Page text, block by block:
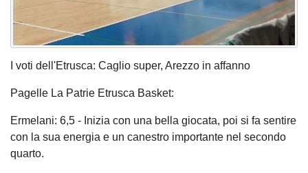
I voti dell'Etrusca: Caglio super, Arezzo in affanno
Pagelle La Patrie Etrusca Basket:
Ermelani: 6,5 - Inizia con una bella giocata, poi si fa sentire
con la sua energia e un canestro importante nel secondo
quarto.